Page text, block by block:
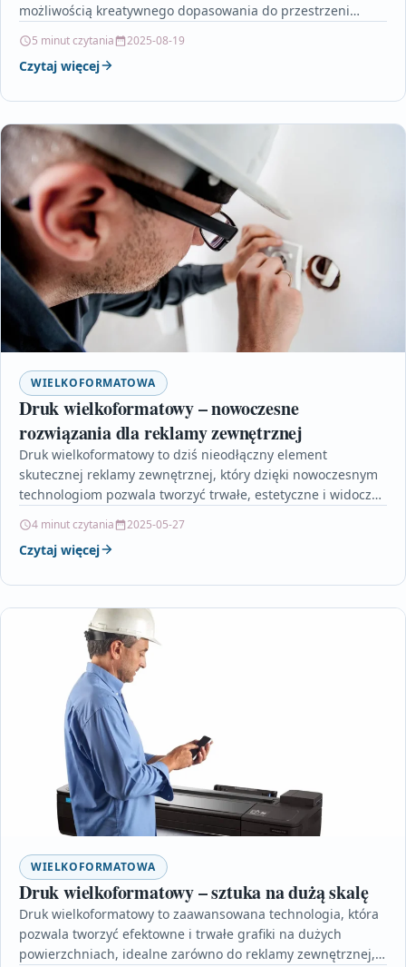
możliwością kreatywnego dopasowania do przestrzeni
5 minut czytania 2025-08-19
Czytaj więcej
WIELKOFORMATOWA
Druk wielkoformatowy – nowoczesne
rozwiązania dla reklamy zewnętrznej
Druk wielkoformatowy to dziś nieodłączny element
skutecznej reklamy zewnętrznej, który dzięki nowoczesnym
technologiom pozwala tworzyć trwałe, estetyczne i widoczne
4 minut czytania 2025-05-27
Czytaj więcej
WIELKOFORMATOWA
Druk wielkoformatowy – sztuka na dużą skalę
Druk wielkoformatowy to zaawansowana technologia, która
pozwala tworzyć efektowne i trwałe grafiki na dużych
powierzchniach, idealne zarówno do reklamy zewnętrznej,